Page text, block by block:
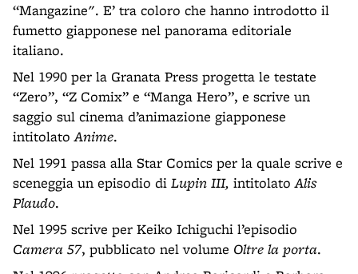
“Mangazine". E’ tra coloro che hanno introdotto il
fumetto giapponese nel panorama editoriale
italiano.
Nel 1990 per la Granata Press progetta le testate
“Zero”, “Z Comix” e “Manga Hero”, e scrive un
saggio sul cinema d’animazione giapponese
intitolatoAnime.
Nel 1991 passa alla Star Comics per la quale scrive e
sceneggia un episodio di Lupin III, intitolatoAlis
Plaudo.
Nel 1995 scrive per Keiko Ichiguchi l’episodio
Camera 57, pubblicato nel volume Oltre la porta.